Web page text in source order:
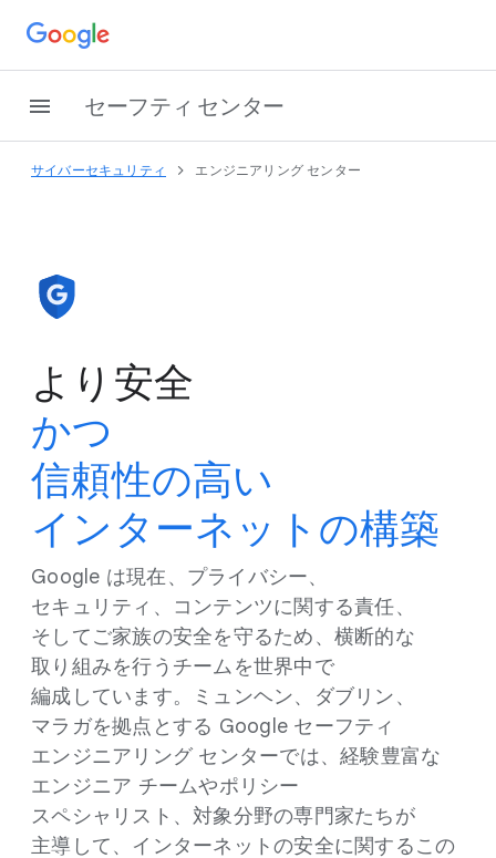
セーフティ センター
サイバーセキュリティ エンジニアリング センター
より​安全
かつ
信頼性の​高い​
インターネットの​構築
Google は​現在、​プライバシー、​
セキュリティ、​コンテンツに​関する​責任、​
そして​ご家族の​安全を​守る​ため、​横断的な​
取り組みを​行う​チームを​世界中で​
編成しています。​ミュンヘン、​ダブリン、​
マラガを​拠点と​する Google セーフティ
エンジニアリング センターでは、​経験豊富な​
エンジニア チームや​ポリシー
スペシャリスト、​対象分野の​専門家たちが​
主導して、​インターネットの​安全に​関する​この​